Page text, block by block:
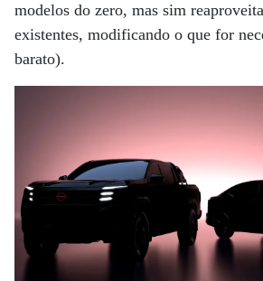
modelos do zero, mas sim
existentes, modificando o que for
barato).